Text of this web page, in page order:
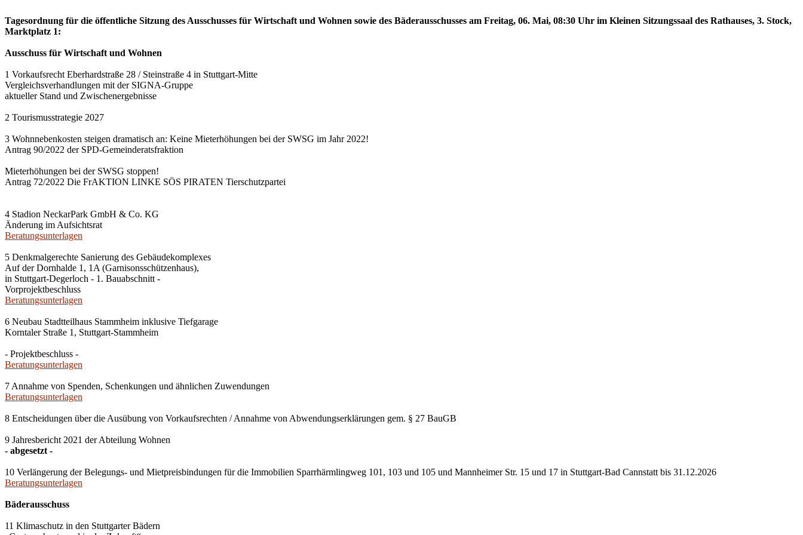
Tagesordnung für die öffentliche Sitzung des Ausschusses für Wirtschaft und Wohnen sowie des Bäderausschusses am Freitag, 06. Mai, 08:30 Uhr im Kleinen Sitzungssaal des Rathauses, 3. Stock,
Marktplatz 1:
Ausschuss für Wirtschaft und Wohnen
1 Vorkaufsrecht Eberhardstraße 28 / Steinstraße 4 in Stuttgart-Mitte
Vergleichsverhandlungen mit der SIGNA-Gruppe
aktueller Stand und Zwischenergebnisse
2 Tourismusstrategie 2027
3 Wohnnebenkosten steigen dramatisch an: Keine Mieterhöhungen bei der SWSG im Jahr 2022!
Antrag 90/2022 der SPD-Gemeinderatsfraktion
Mieterhöhungen bei der SWSG stoppen!
Antrag 72/2022 Die FrAKTION LINKE SÖS PIRATEN Tierschutzpartei
4 Stadion NeckarPark GmbH & Co. KG
Änderung im Aufsichtsrat
Beratungsunterlagen
5 Denkmalgerechte Sanierung des Gebäudekomplexes
Auf der Dornhalde 1, 1A (Garnisonsschützenhaus),
in Stuttgart-Degerloch - 1. Bauabschnitt -
Vorprojektbeschluss
Beratungsunterlagen
6 Neubau Stadtteilhaus Stammheim inklusive Tiefgarage
Korntaler Straße 1, Stuttgart-Stammheim
- Projektbeschluss -
Beratungsunterlagen
7 Annahme von Spenden, Schenkungen und ähnlichen Zuwendungen
Beratungsunterlagen
8 Entscheidungen über die Ausübung von Vorkaufsrechten / Annahme von Abwendungserklärungen gem. § 27 BauGB
9 Jahresbericht 2021 der Abteilung Wohnen
- abgesetzt -
10 Verlängerung der Belegungs- und Mietpreisbindungen für die Immobilien Sparrhärmlingweg 101, 103 und 105 und Mannheimer Str. 15 und 17 in Stuttgart-Bad Cannstatt bis 31.12.2026
Beratungsunterlagen
Bäderausschuss
11 Klimaschutz in den Stuttgarter Bädern